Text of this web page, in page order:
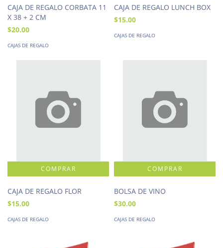
CAJA DE REGALO CORBATA 11
X 38 + 2 CM
$20.00
CAJAS DE REGALO
CAJA DE REGALO LUNCH BOX
$15.00
CAJAS DE REGALO
CAJA DE REGALO FLOR
$15.00
CAJAS DE REGALO
BOLSA DE VINO
$30.00
CAJAS DE REGALO